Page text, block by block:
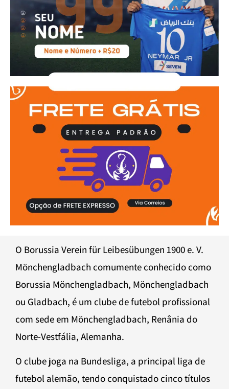
O Borussia Verein für Leibesübungen 1900 e. V.
Mönchengladbach comumente conhecido como
Borussia Mönchengladbach, Mönchengladbach
ou Gladbach, é um clube de futebol profissional
com sede em Mönchengladbach, Renânia do
Norte-Vestfália, Alemanha.
O clube joga na Bundesliga, a principal liga de
futebol alemão, tendo conquistado cinco títulos